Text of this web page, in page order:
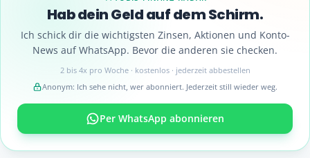
Hab dein Geld auf dem Schirm.
Ich schick dir die wichtigsten Zinsen, Aktionen und Konto-
News auf WhatsApp. Bevor die anderen sie checken.
2 bis 4x pro Woche · kostenlos · jederzeit abbestellen
Anonym: Ich sehe nicht, wer abonniert. Jederzeit still wieder weg.
Per WhatsApp abonnieren